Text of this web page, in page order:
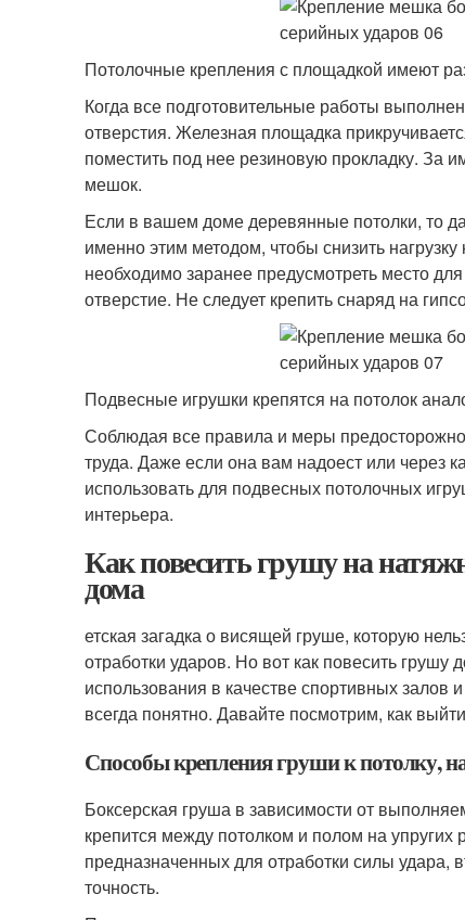
Потолочные крепления с площадкой имеют
Когда все подготовительные работы
отверстия. Железная площадка
поместить под нее резиновую прокладку. За
мешок.
Если в вашем доме деревянные потолки, то
именно этим методом, чтобы снизить
необходимо заранее предусмотреть место
отверстие. Не следует крепить снаряд на
Подвесные игрушки крепятся на потолок
Соблюдая все правила и меры
труда. Даже если она вам надоест или через
использовать для подвесных потолочных
интерьера.
Как повесить грушу на
дома
етская загадка о висящей груше, которую
отработки ударов. Но вот как повесить
использования в качестве спортивных
всегда понятно. Давайте посмотрим, как
Способы крепления груши к потолку,
Боксерская груша в зависимости от
крепится между потолком и полом на
предназначенных для отработки силы удара,
точность.